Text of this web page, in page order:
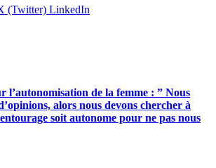
(Twitter) LinkedIn
l’autonomisation de la femme : ” Nous
alors nous devons chercher à
soit autonome pour ne pas nous